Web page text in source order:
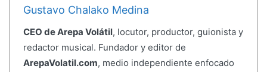
Gustavo Chalako Medina
CEO de Arepa Volátil, locutor, productor, guionista y
redactor musical. Fundador y editor de
ArepaVolatil.com, medio independiente enfocado